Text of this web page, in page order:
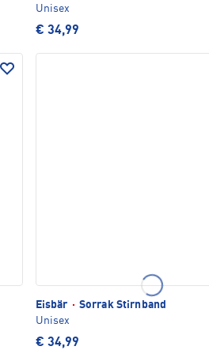
Unisex
€ 34,99
Eisbär · Sorrak Stirnband
Unisex
€ 34,99